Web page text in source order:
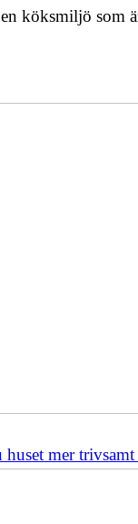
köksmiljö som
huset mer